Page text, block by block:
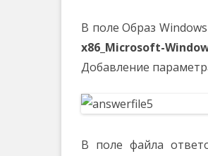
В поле Образ
x86_Microsoft-
Добавление
В поле файла